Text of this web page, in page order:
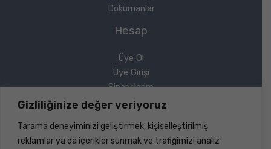
Gizliliğinize değer veriyoruz
Tarama deneyiminizi geliştirmek, kişiselleştirilmiş
reklamlar ya da içerikler sunmak ve trafiğimizi analiz
Dökümanlar
Hesap
Üye Ol
Üye Girişi
Siparişlerim
Sipariş Takip
Yasal